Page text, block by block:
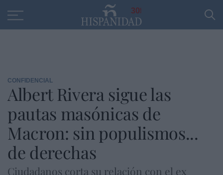
30
CONFIDENCIAL
Albert Rivera sigue las
pautas masónicas de
Macron: sin populismos...
de derechas
Ciudadanos corta su relación con el ex